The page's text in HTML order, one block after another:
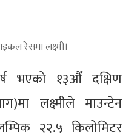
रेसमा लक्ष्मी।
भएको १३औँ दक्षिण
लक्ष्मीले माउन्टेन
२२.५ किलोमिटर